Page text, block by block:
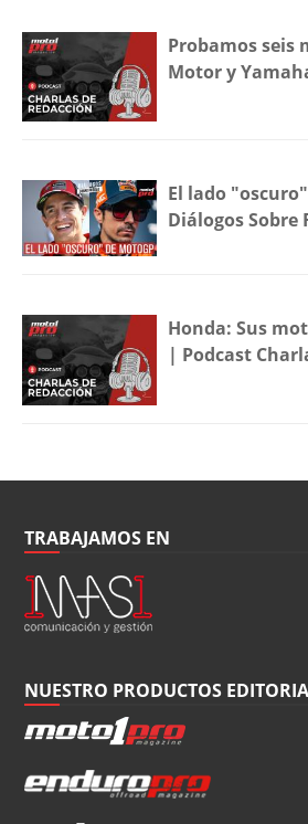
Probamos seis
Motor y
El lado
Diálogos Sobre
Honda: Sus
| Podcast
TRABAJAMOS EN
NUESTRO PRODUCTOS